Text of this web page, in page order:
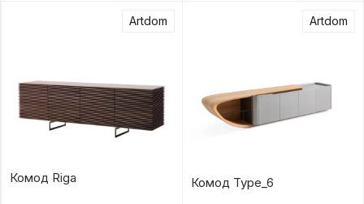
Artdom
Комод Riga
Artdom
Комод Type_6